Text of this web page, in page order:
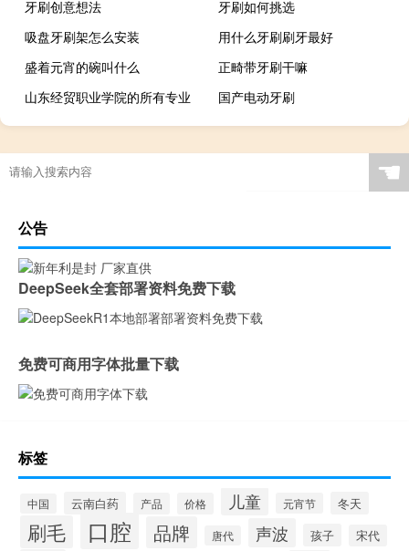
牙刷创意想法
牙刷如何挑选
吸盘牙刷架怎么安装
用什么牙刷刷牙最好
盛着元宵的碗叫什么
正畸带牙刷干嘛
山东经贸职业学院的所有专业
国产电动牙刷
☚
公告
DeepSeek全套部署资料免费下载
免费可商用字体批量下载
标签
中国 云南白药 产品 价格 儿童 元宵节 冬天
刷毛 口腔 品牌 唐代 声波 孩子 宋代